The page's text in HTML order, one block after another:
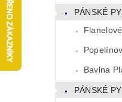
PÁNSKÉ
Bavlna
PÁNSKÉ